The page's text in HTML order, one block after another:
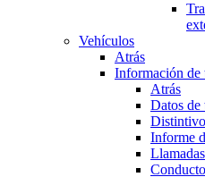
Vehículos
Atrás
Información de
Atrás
Datos de
Informe